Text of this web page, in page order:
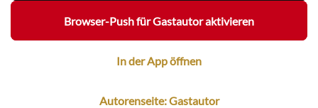
Browser-Push für Gastautor aktivieren
In der App öffnen
Autorenseite: Gastautor